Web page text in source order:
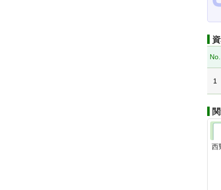
No.
1
西